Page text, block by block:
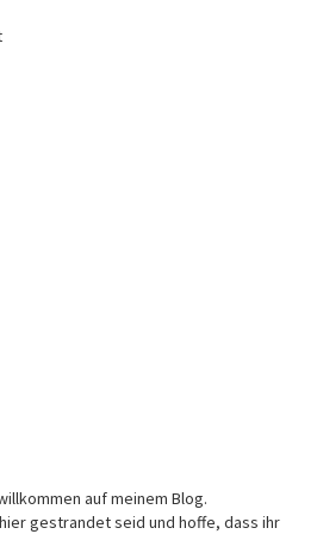
auf meinem Blog.
gestrandet seid und hoffe, dass ihr